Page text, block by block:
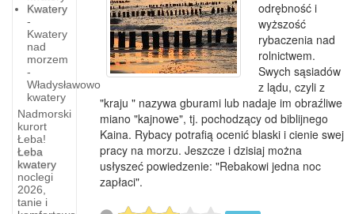
Kwatery
-
Kwatery
nad
morzem
-
Władysławowo
kwatery
Nadmorski
kurort
Łeba!
Łeba
kwatery
noclegi
2026,
tanie i
Kaszubskie
czarownice
odrębność i
wyższość
rybaczenia nad
rolnictwem.
Swych sąsiadów
z lądu, czyli z
"kraju " nazywa gburami lub nadaje im obraźliwe
miano "kajnowe", tj. pochodzący od biblijnego
Kaina. Rybacy potrafią ocenić blaski i cienie swej
pracy na morzu. Jeszcze i dzisiaj można
usłyszeć powiedzenie: "Rebakowi jedna noc
zapłaci".